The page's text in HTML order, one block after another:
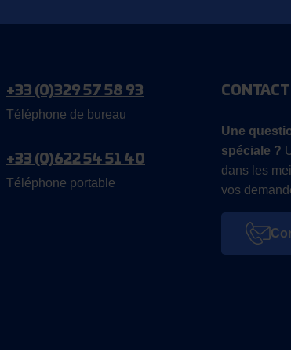
+33 (0)329 57 58 93
Téléphone de bureau
+33 (0)622 54 51 40
Téléphone portable
Une
spéciale ?
dans les
vos